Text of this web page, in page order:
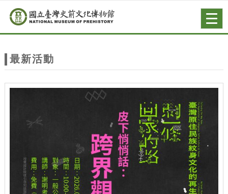
站
主
跳到主要內容
網站導覽
最新活動